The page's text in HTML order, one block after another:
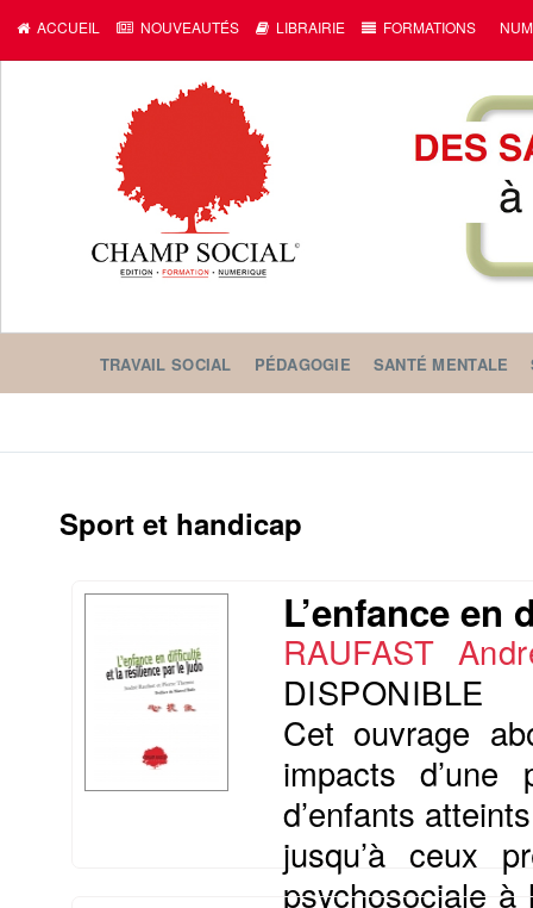
ACCUEIL NOUVEAUTÉS LIBRAIRIE FORMATIONS
TRAVAIL SOCIAL PÉDAGOGIE SANTÉ MENTALE
Sport et handicap
L’enfance
RAUFAST
DISPONIBLE
Cet ouvrage
impacts
d’enfants
jusqu’à ceux
psychosociale à